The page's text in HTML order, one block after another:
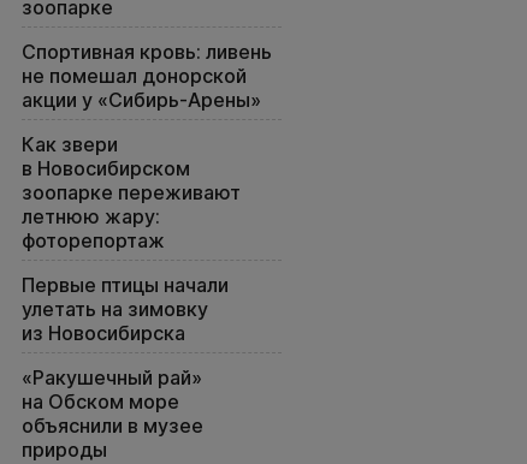
зоопарке
Спортивная кровь: ливень
не помешал донорской
акции у «Сибирь-Арены»
Как звери
в Новосибирском
зоопарке переживают
летнюю жару:
фоторепортаж
Первые птицы начали
улетать на зимовку
из Новосибирска
«Ракушечный рай»
на Обском море
объяснили в музее
природы